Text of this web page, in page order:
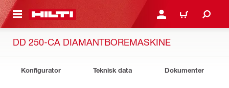
HOVEDINDHOLD LOG IND ELLER
INDKØBSKURV
DD 250-CA DIAMANTBOREMASKINE
Konfigurator Teknisk data Dokumenter